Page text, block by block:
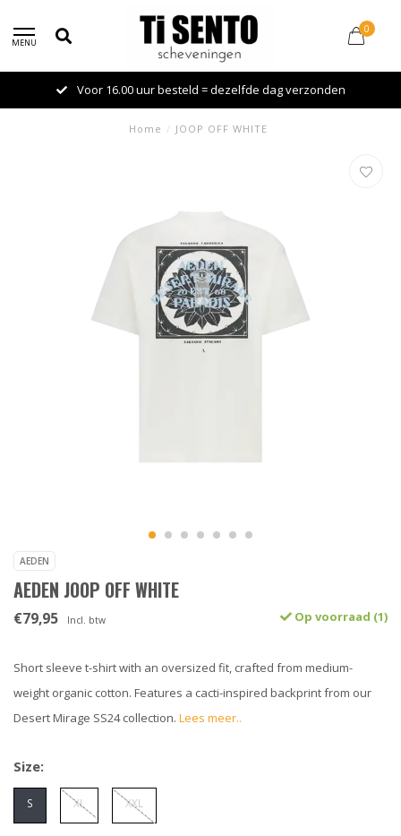
MENU
0
Voor 16.00 uur besteld = dezelfde dag verzonden
Home / JOOP OFF WHITE
AEDEN
AEDEN JOOP OFF WHITE
€79,95 Incl. btw Op voorraad (1)
Short sleeve t-shirt with an oversized fit, crafted from medium-
weight organic cotton. Features a cacti-inspired backprint from our
Desert Mirage SS24 collection. Lees meer..
Size:
S XL XXL